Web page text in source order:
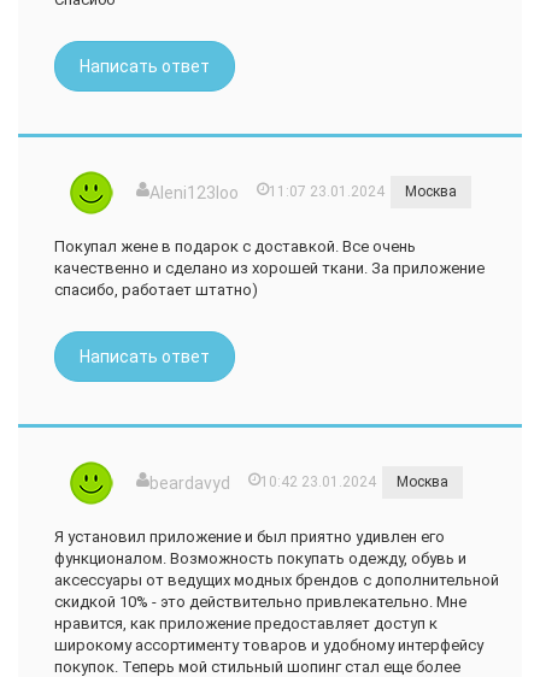
Написать ответ
Aleni123loo 11:07 23.01.2024 Москва
Покупал жене в подарок с доставкой. Все очень
качественно и сделано из хорошей ткани. За приложение
спасибо, работает штатно)
Написать ответ
beardavyd 10:42 23.01.2024 Москва
Я установил приложение и был приятно удивлен его
функционалом. Возможность покупать одежду, обувь и
аксессуары от ведущих модных брендов с дополнительной
скидкой 10% - это действительно привлекательно. Мне
нравится, как приложение предоставляет доступ к
широкому ассортименту товаров и удобному интерфейсу
покупок. Теперь мой стильный шопинг стал еще более